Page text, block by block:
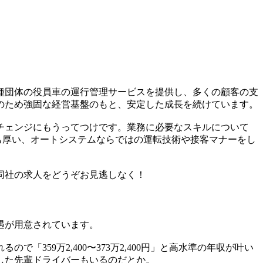
体の役員車の運行管理サービスを提供し、多くの顧客の支
め強固な経営基盤のもと、安定した成長を続けています。
ンジにもうってつけです。業務に必要なスキルについて
い、オートシステムならではの運転技術や接客マナーをし
の求人をどうぞお見逃しなく！
用意されています。
ので「359万2,400〜373万2,400円」と高水準の年収が叶い
先輩ドライバーもいるのだとか。